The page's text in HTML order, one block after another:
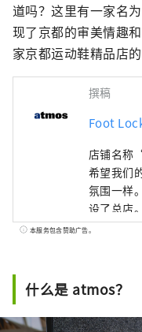
道吗？这里有一家名
现了京都的审美情趣
家京都运动鞋精品店的
撰稿
Foot
店铺名
希望我们
氛围一样
设了总店
墙。我们
本服务包含赞助广告。
什么是 atmos？